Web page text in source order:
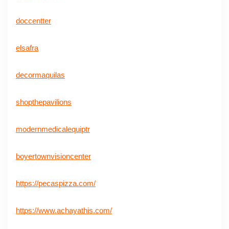
doccentter
elsafra
decormaquilas
shopthepavilions
modernmedicalequiptr
boyertownvisioncenter
https://pecaspizza.com/
https://www.achayathis.com/